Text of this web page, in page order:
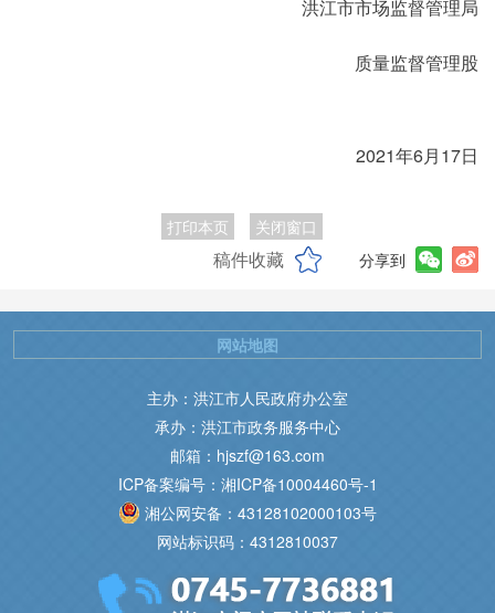
洪江市市场监督管理局
质量监督管理股
2021年6月17日
打印本页 关闭窗口
稿件收藏 分享到
主办：洪江市人民政府办公室
承办：洪江市政务服务中心
邮箱：hjszf@163.com
ICP备案编号：湘ICP备10004460号-1
湘公网安备：43128102000103号
网站标识码：4312810037
网站地图